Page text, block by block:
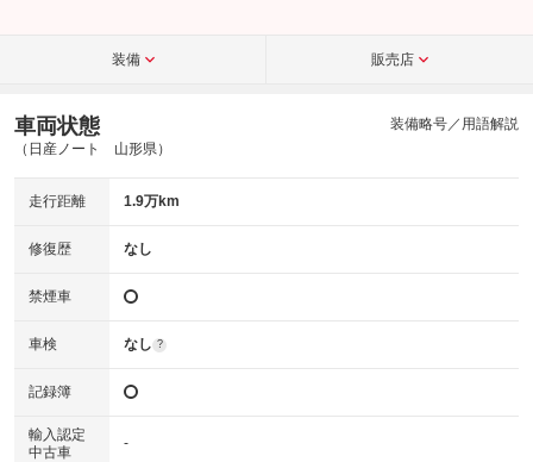
装備 販売店
車両状態
（日産ノート 山形県）
装備略号／用語解説
走行距離 1.9万km
修復歴 なし
禁煙車
車検 なし ?
記録簿
輸入認定
中古車
-